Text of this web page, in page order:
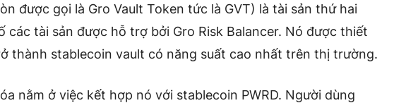
được gọi là Gro Vault Token tức là GVT) là tài sản thứ hai
các tài sản được hỗ trợ bởi Gro Risk Balancer. Nó được thiết
thành stablecoin vault có năng suất cao nhất trên thị trường.
nằm ở việc kết hợp nó với stablecoin PWRD. Người dùng